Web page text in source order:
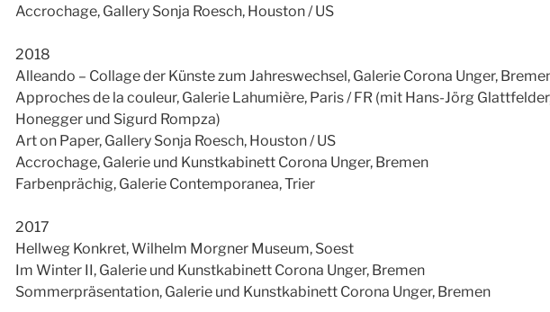
Accrochage, Gallery Sonja Roesch, Houston / US
2018
Alleando – Collage der Künste zum Jahreswechsel, Galerie Corona Unger,
Approches de la couleur, Galerie Lahumière, Paris / FR (mit Hans-Jörg
Honegger und Sigurd Rompza)
Art on Paper, Gallery Sonja Roesch, Houston / US
Accrochage, Galerie und Kunstkabinett Corona Unger, Bremen
Farbenprächig, Galerie Contemporanea, Trier
2017
Hellweg Konkret, Wilhelm Morgner Museum, Soest
Im Winter II, Galerie und Kunstkabinett Corona Unger, Bremen
Sommerpräsentation, Galerie und Kunstkabinett Corona Unger, Bremen